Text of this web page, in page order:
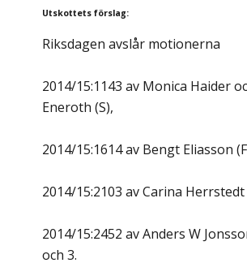
Utskottets förslag:
Riksdagen avslår motionerna
2014/15:1143 av Monica Haider
Eneroth (S),
2014/15:1614 av Bengt Eliasson
2014/15:2103 av Carina Herrstedt
2014/15:2452 av Anders W
och 3.